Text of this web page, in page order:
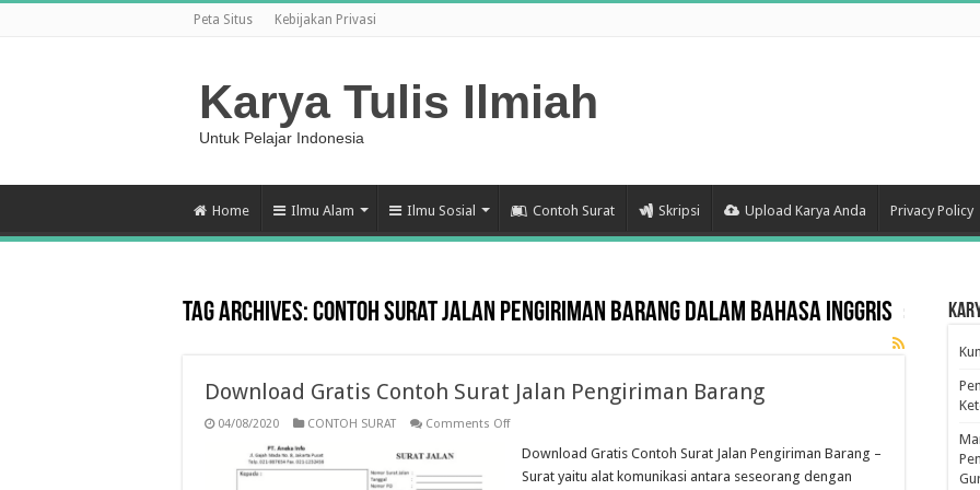
Peta Situs Kebijakan Privasi
Karya Tulis Ilmiah
Untuk Pelajar Indonesia
Home Ilmu Alam Ilmu Sosial Contoh Surat Skripsi Upload Karya Anda Privacy Policy
Tag Archives:contoh surat jalan pengiriman barang dalam bahasa inggris
Download Gratis Contoh Surat Jalan Pengiriman Barang
04/08/2020 CONTOH SURAT Comments Offon
Gratis
Surat
Download Gratis Contoh Surat Jalan Pengiriman Barang –
Surat yaitu alat komunikasi antara seseorang dengan